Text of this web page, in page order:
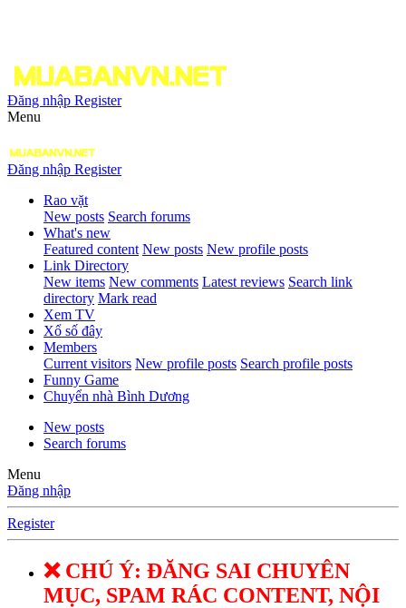
Đăng nhập Register
Menu
Đăng nhập Register
Rao vặt
New posts Search forums
What's new
Featured content New posts New profile posts
Link Directory
New items New comments Latest reviews Search link
directory Mark read
Xem TV
Xổ số đây
Members
Current visitors New profile posts Search profile posts
Funny Game
Chuyển nhà Bình Dương
New posts
Search forums
Menu
Đăng nhập
Register
❌ CHÚ Ý: ĐĂNG SAI CHUYÊN
MỤC, SPAM RÁC CONTENT, NỘI